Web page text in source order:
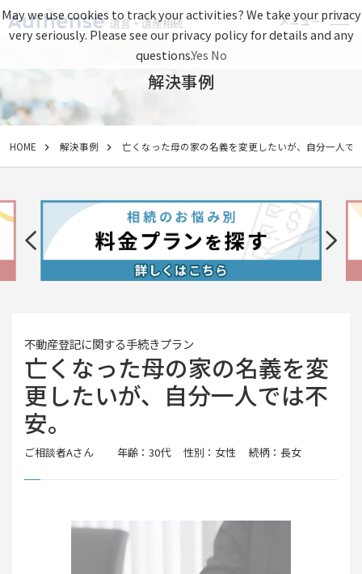
メニュー
遺言・遺産相続
解決事例
HOME 解決事例 亡くなった母の家の名義を変更したいが、自分一人で
不動産登記に関する手続きプラン
亡くなった母の家の名義を変
更したいが、自分一人では不
安。
ご相談者Aさん 年齢：30代 性別：女性 続柄：長女
May we use cookies to track your activities? We take your privacy
very seriously. Please see our privacy policy for details and any
questions.Yes No